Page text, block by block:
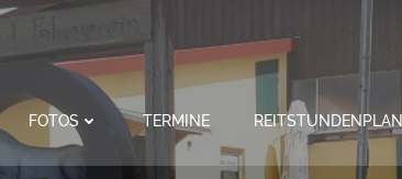
FOTOS TERMINE REITSTUNDENPLAN